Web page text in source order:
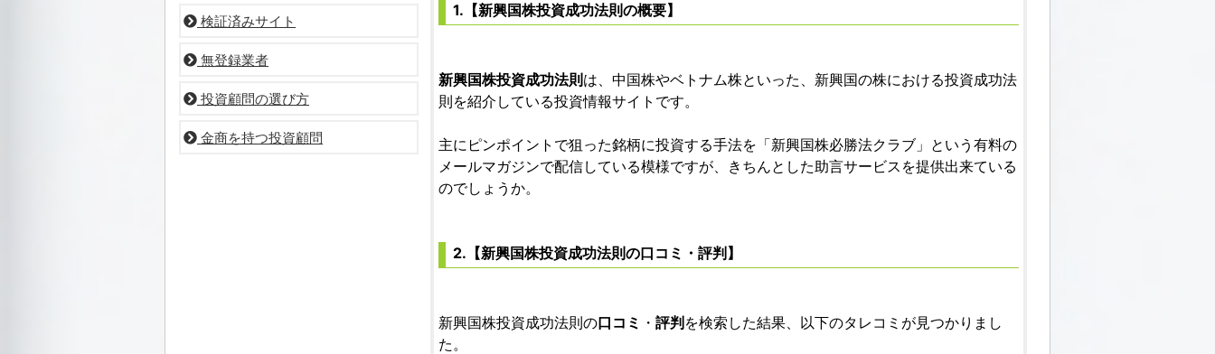
1.【新興国株投資成功法則の概要】
新興国株投資成功法則 は、中国株やベトナム株といった、新興国の株における投資成功法
則を紹介している投資情報サイトです。
主にピンポイントで狙った銘柄に投資する手法を「新興国株必勝法クラブ」という有料の
メールマガジンで配信している模様ですが、きちんとした助言サービスを提供出来ている
のでしょうか。
2.【新興国株投資成功法則の口コミ・評判】
新興国株投資成功法則の口コミ ・ 評判 を検索した結果、以下のタレコミが見つかりまし
た。
検証済みサイト
無登録業者
投資顧問の選び方
金商を持つ投資顧問